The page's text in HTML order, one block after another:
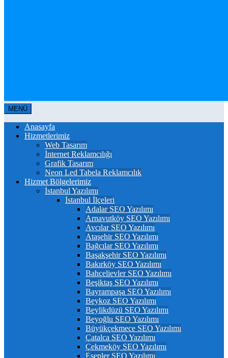
MENÜ
Anasayfa
Hizmetlerimiz
Web Tasarım
İnternet Reklamcılığı
Grafik Tasarım
Neon Led Tabela Reklamcılık
Hizmet Bölgelerimiz
İstanbul Yazılımı
İstanbul İlçeleri
Adalar SEO Yazılımı
Arnavutköy SEO Yazılımı
Avcılar SEO Yazılımı
Ataşehir SEO Yazılımı
Bağcılar SEO Yazılımı
Başakşehir SEO Yazılımı
Bakırköy SEO Yazılımı
Bahçelievler SEO Yazılımı
Beşiktaş SEO Yazılımı
Bayrampaşa SEO Yazılımı
Beykoz SEO Yazılımı
Beylikdüzü SEO Yazılımı
Beyoğlu SEO Yazılımı
Büyükçekmece SEO Yazılımı
Çatalca SEO Yazılımı
Çekmeköy SEO Yazılımı
Esenler SEO Yazılımı